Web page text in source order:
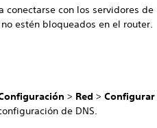
conectarse con los servidores de
estén bloqueados en el router.
> Red >Configurar
de DNS.